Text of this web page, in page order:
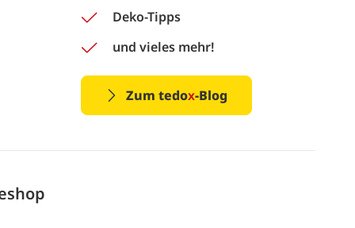
Deko-Tipps
und vieles mehr!
Zum tedox-Blog